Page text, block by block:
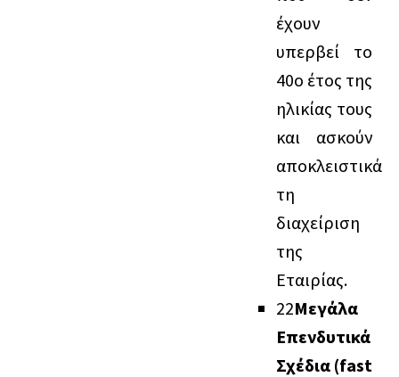
έχουν
υπερβεί το
40ο έτος της
ηλικίας τους
και ασκούν
αποκλειστικά
τη
διαχείριση
της
Εταιρίας.
22Μεγάλα
Επενδυτικά
Σχέδια (fast